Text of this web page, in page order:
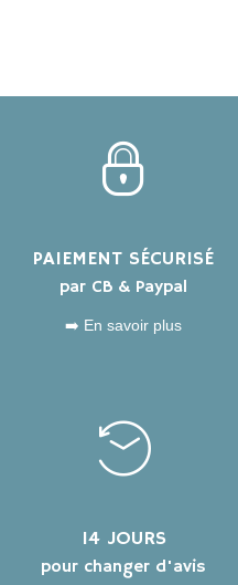
PAIEMENT SÉCURISÉ
par CB & Paypal
➡️ En savoir plus
14 JOURS
pour changer d'avis